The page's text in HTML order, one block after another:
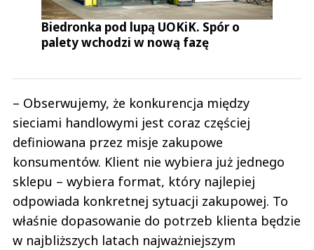
Biedronka pod lupą UOKiK. Spór o
palety wchodzi w nową fazę
– Obserwujemy, że konkurencja między
sieciami handlowymi jest coraz częściej
definiowana przez misje zakupowe
konsumentów. Klient nie wybiera już jednego
sklepu – wybiera format, który najlepiej
odpowiada konkretnej sytuacji zakupowej. To
właśnie dopasowanie do potrzeb klienta będzie
w najbliższych latach najważniejszym